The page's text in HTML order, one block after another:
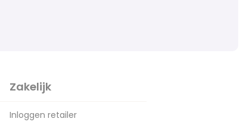
Zakelijk
Inloggen retailer